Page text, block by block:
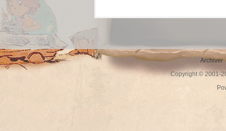
Archiver
Copyright © 2001-